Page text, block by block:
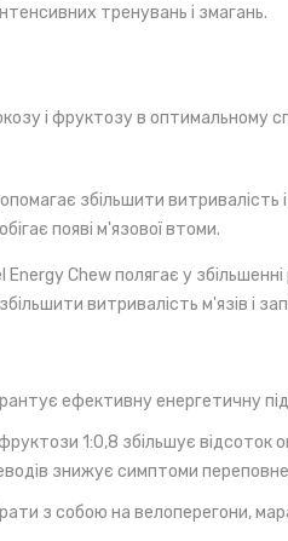
тренувань і змагань.
і фруктозу в оптимальному
збільшити
появі м'язової втоми.
Energy Chew полягає у
витривалість м'язів і
ефективну енергетичну
1:0,8 збільшує відсоток
знижує симптоми
з собою на велоперегони,